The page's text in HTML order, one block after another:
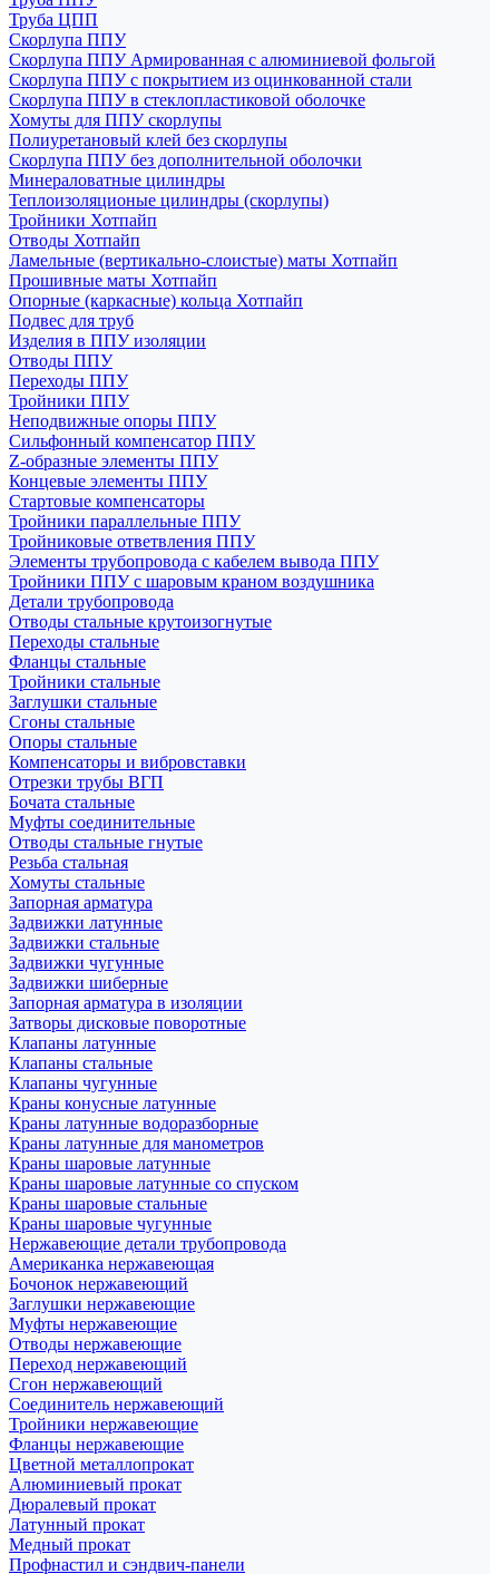
Труба ЦПП
Скорлупа ППУ
Скорлупа ППУ Армированная с алюминиевой фольгой
Скорлупа ППУ с покрытием из оцинкованной стали
Скорлупа ППУ в стеклопластиковой оболочке
Хомуты для ППУ скорлупы
Полиуретановый клей без скорлупы
Скорлупа ППУ без дополнительной оболочки
Минераловатные цилиндры
Теплоизоляционые цилиндры (скорлупы)
Тройники Хотпайп
Отводы Хотпайп
Ламельные (вертикально-слоистые) маты Хотпайп
Прошивные маты Хотпайп
Опорные (каркасные) кольца Хотпайп
Подвес для труб
Изделия в ППУ изоляции
Отводы ППУ
Переходы ППУ
Тройники ППУ
Неподвижные опоры ППУ
Cильфонный компенсатор ППУ
Z-образные элементы ППУ
Концевые элементы ППУ
Стартовые компенсаторы
Тройники параллельные ППУ
Тройниковые ответвления ППУ
Элементы трубопровода с кабелем вывода ППУ
Тройники ППУ с шаровым краном воздушника
Детали трубопровода
Отводы стальные крутоизогнутые
Переходы стальные
Фланцы стальные
Тройники стальные
Заглушки стальные
Сгоны стальные
Опоры стальные
Компенсаторы и вибровставки
Отрезки трубы ВГП
Бочата стальные
Муфты соединительные
Отводы стальные гнутые
Резьба стальная
Хомуты стальные
Запорная арматура
Задвижки латунные
Задвижки стальные
Задвижки чугунные
Задвижки шиберные
Запорная арматура в изоляции
Затворы дисковые поворотные
Клапаны латунные
Клапаны стальные
Клапаны чугунные
Краны конусные латунные
Краны латунные водоразборные
Краны латунные для манометров
Краны шаровые латунные
Краны шаровые латунные со спуском
Краны шаровые стальные
Краны шаровые чугунные
Нержавеющие детали трубопровода
Американка нержавеющая
Бочонок нержавеющий
Заглушки нержавеющие
Муфты нержавеющие
Отводы нержавеющие
Переход нержавеющий
Сгон нержавеющий
Соединитель нержавеющий
Тройники нержавеющие
Фланцы нержавеющие
Цветной металлопрокат
Алюминиевый прокат
Дюралевый прокат
Латунный прокат
Медный прокат
Профнастил и сэндвич-панели